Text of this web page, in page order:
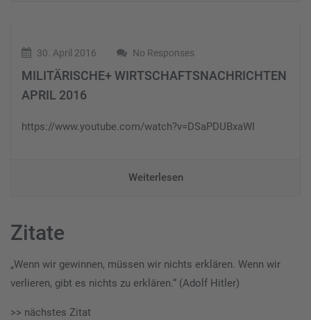
30. April 2016 No Responses
MILITÄRISCHE+ WIRTSCHAFTSNACHRICHTEN
APRIL 2016
https://www.youtube.com/watch?v=DSaPDUBxaWI
Weiterlesen
Zitate
„Wenn wir gewinnen, müssen wir nichts erklären. Wenn wir
verlieren, gibt es nichts zu erklären.“ (Adolf Hitler)
>> nächstes Zitat